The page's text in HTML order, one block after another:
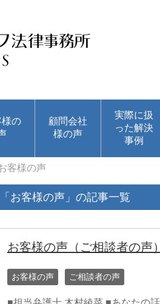
様の
顧問会社
様の声
実際に扱
った解決
事例
客様の声
「お客様の声」の記事一覧
お客様の声（ご相談者の声
お客様の声 ご相談者の声